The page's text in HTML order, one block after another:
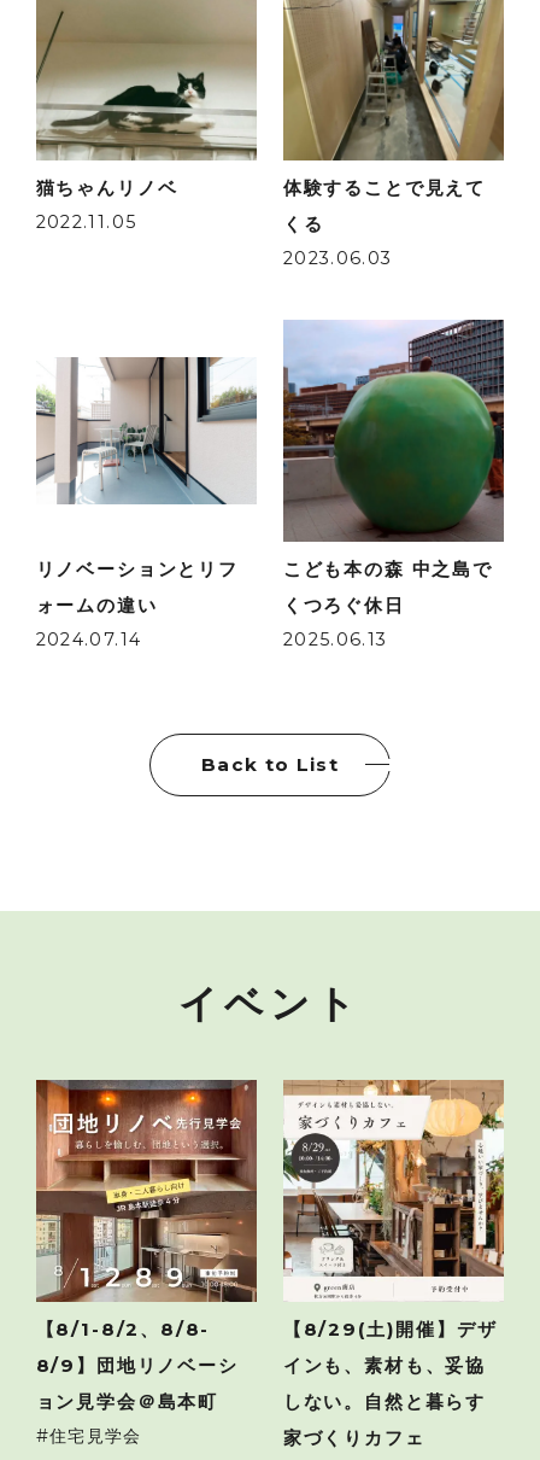
猫ちゃんリノベ
2022.11.05
体験することで見えて
くる
2023.06.03
リノベーションとリフ
ォームの違い
2024.07.14
こども本の森 中之島で
くつろぐ休日
2025.06.13
Back to List
イベント
【8/1-8/2、8/8-
8/9】団地リノベーシ
ョン見学会＠島本町
住宅見学会
【8/29(土)開催】デザ
インも、素材も、妥協
しない。自然と暮らす
家づくりカフェ